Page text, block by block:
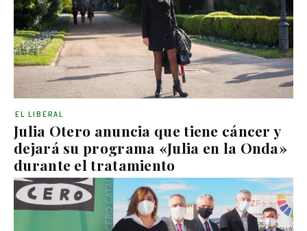
Julia Otero anuncia que tiene cáncer y
dejará su programa «Julia en la Onda»
durante el tratamiento
EL LIBERAL